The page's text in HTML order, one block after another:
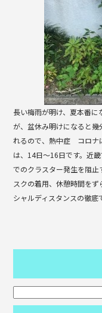
長い梅雨が明け、夏本番
が、盆休み明けになると幾
れるので、熱中症 コロナ
は、14日〜16日です。近
でのクラスター発生を阻
スクの着用、休憩時間を
シャルディスタンスの徹底